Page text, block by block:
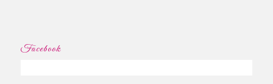
Facebook